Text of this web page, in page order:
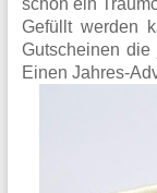
schon ein
Gefüllt werden
Gutscheinen
Einen Jahres-